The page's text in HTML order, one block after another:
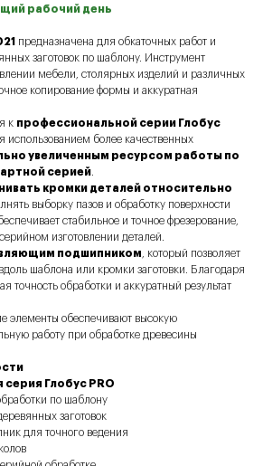
рабочий день
предназначена для обкаточных работ и
заготовок по шаблону. Инструмент
мебели, столярных изделий и различных
копирование формы и аккуратная
к профессиональной серии Глобус
использованием более качественных
увеличенным ресурсом работы по
серией
кромки деталей относительно
выборку пазов и обработку поверхности
стабильное и точное фрезерование,
изготовлении деталей.
подшипником , который позволяет
шаблона или кромки заготовки. Благодаря
точность обработки и аккуратный результат
элементы обеспечивают высокую
работу при обработке древесины
Глобус PRO
по шаблону
заготовок
для точного ведения